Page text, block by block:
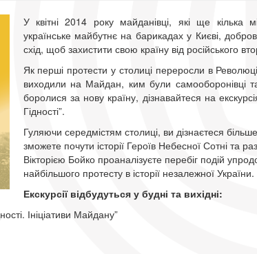
У квітні 2014 року майданівці, які ще кілька
українське майбутнє на барикадах у Києві,
схід, щоб захистити свою країну від російського
Як перші протести у столиці переросли в
виходили на Майдан, ким були самооборонівці
боролися за нову країну, дізнавайтеся на
Гідності”.
Гуляючи середмістям столиці, ви дізнаєтеся
зможете почути історії Героїв Небесної Сотні та
Вікторією Бойко проаналізуєте перебіг подій
найбільшого протесту в історії незалежної України.
Екскурсії відбудуться у будні та вихідні:
Ініціативи Майдану”